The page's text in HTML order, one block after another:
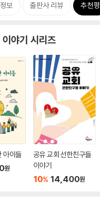
보 출판사 리뷰 추천평
야기 시리즈
아이들
원
공유 교회 선한친구들
이야기
10% 14,400원